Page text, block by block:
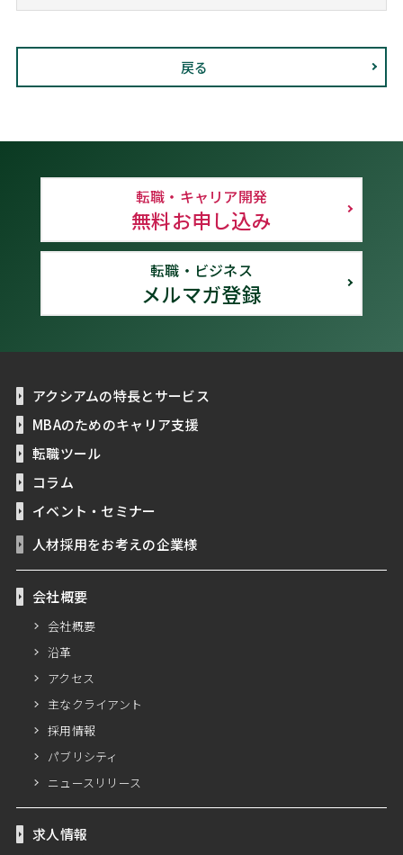
戻る
転職・キャリア開発
無料お申し込み
転職・ビジネス
メルマガ登録
アクシアムの特長とサービス
MBAのためのキャリア支援
転職ツール
コラム
イベント・セミナー
人材採用をお考えの企業様
会社概要
会社概要
沿革
アクセス
主なクライアント
採用情報
パブリシティ
ニュースリリース
求人情報